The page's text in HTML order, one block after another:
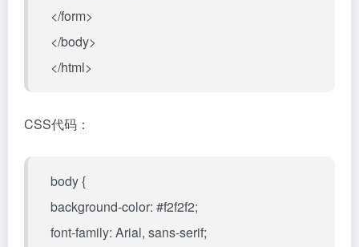
</form>
</body>
</html>
CSS代码：
body {
background-color: #f2f2f2;
font-family: Arial, sans-serif;